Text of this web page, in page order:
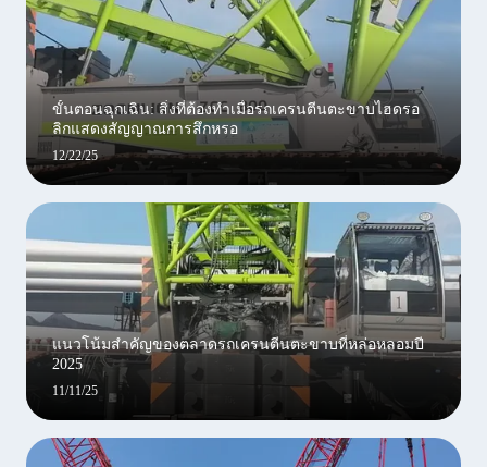
ขั้นตอนฉุกเฉิน: สิ่งที่ต้องทำเมื่อรถเครนตีนตะขาบไฮดรอ
ลิกแสดงสัญญาณการสึกหรอ
12/22/25
แนวโน้มสำคัญของตลาดรถเครนตีนตะขาบที่หล่อหลอมปี
2025
11/11/25